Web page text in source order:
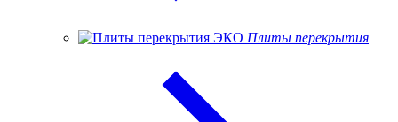
Плиты перекрытия